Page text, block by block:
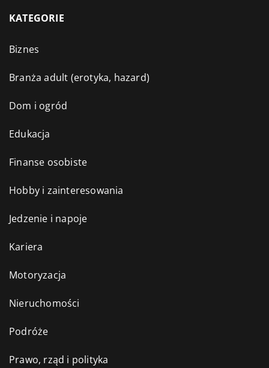
KATEGORIE
Biznes
Branża adult (erotyka, hazard)
Dom i ogród
Edukacja
Finanse osobiste
Hobby i zainteresowania
Jedzenie i napoje
Kariera
Motoryzacja
Nieruchomości
Podróże
Prawo, rząd i polityka